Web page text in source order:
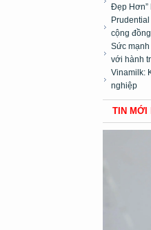
Đẹp Hơn”
cộng
Sức
với hành
Vinamilk:
nghiệp
TIN MỚI